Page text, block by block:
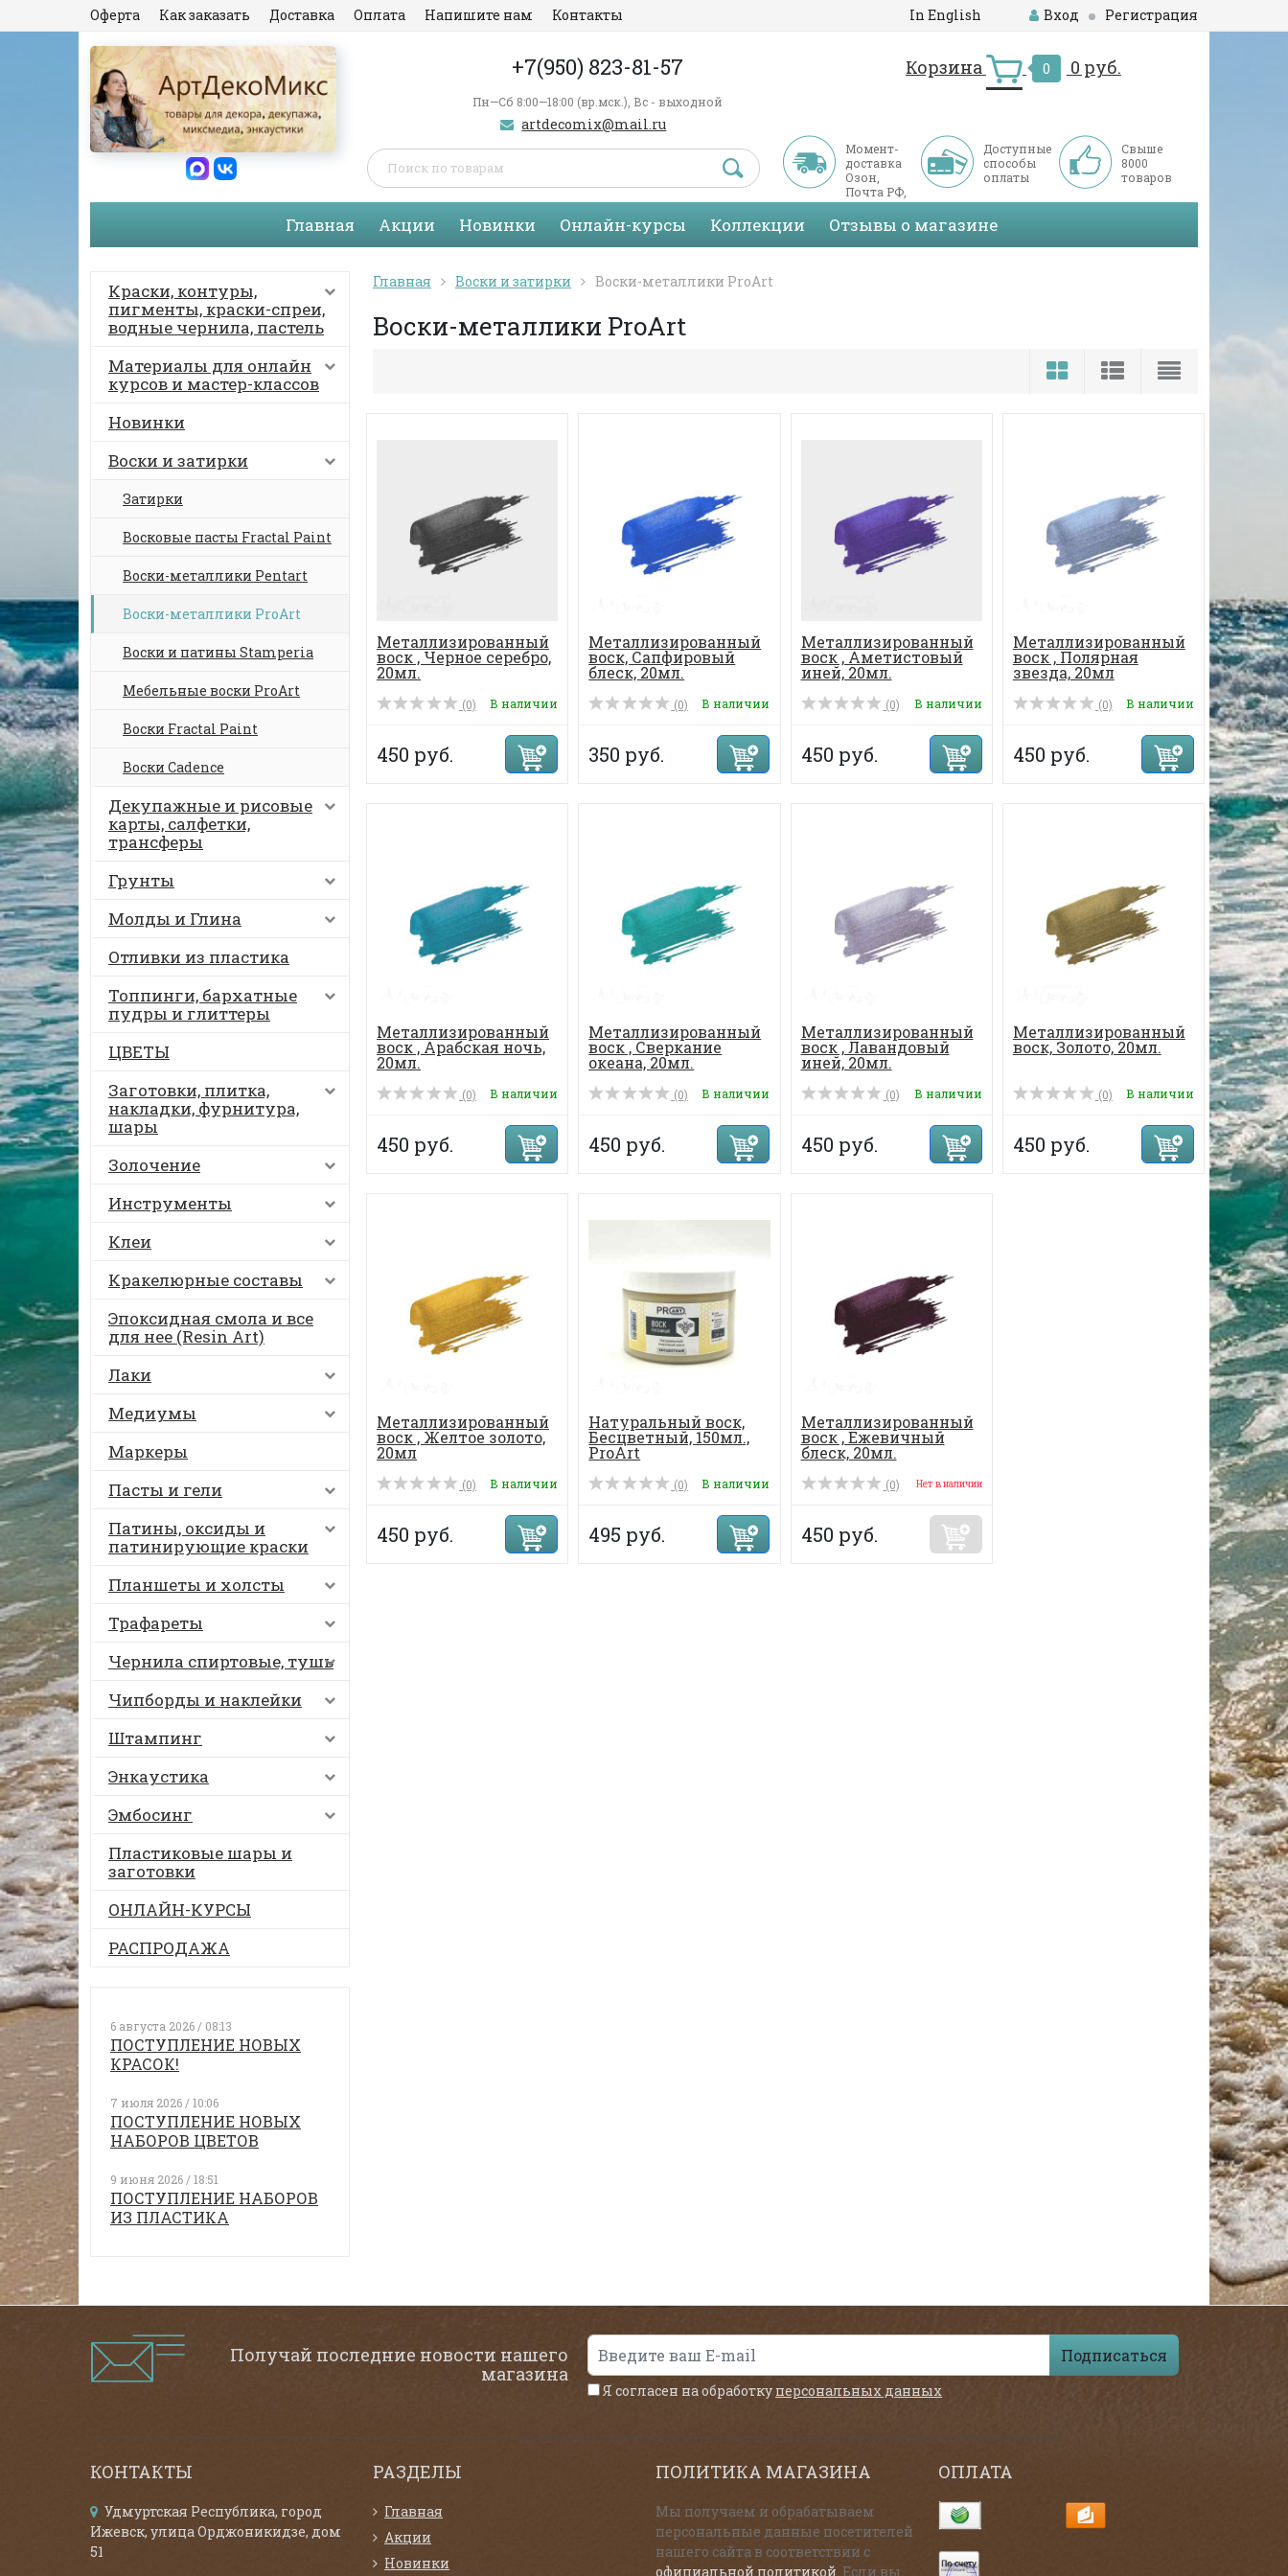
Оферта Как заказать Доставка Оплата Напишите нам Контакты In English Вход Регистрация
+7(950) 823-81-57
Пн—Сб 8:00—18:00 (вр.мск.), Вс - выходной
artdecomix@mail.ru
Корзина 0 0 руб.
Момент-
доставка
Озон,
Почта РФ,
СДЭК
Доступные
способы
оплаты
Свыше
8000
товаров
Главная Акции Новинки Онлайн-курсы Коллекции Отзывы о магазине
Краски, контуры,
пигменты, краски-спреи,
водные чернила, пастель
Материалы для онлайн
курсов и мастер-классов
Новинки
Воски и затирки
Затирки
Восковые пасты Fractal Paint
Воски-металлики Pentart
Воски-металлики ProArt
Воски и патины Stamperia
Мебельные воски ProArt
Воски Fractal Paint
Воски Cadence
Декупажные и рисовые
карты, салфетки,
трансферы
Грунты
Молды и Глина
Отливки из пластика
Топпинги, бархатные
пудры и глиттеры
ЦВЕТЫ
Заготовки, плитка,
накладки, фурнитура,
шары
Золочение
Инструменты
Клеи
Кракелюрные составы
Эпоксидная смола и все
для нее (Resin Art)
Лаки
Медиумы
Маркеры
Пасты и гели
Патины, оксиды и
патинирующие краски
Планшеты и холсты
Трафареты
Чернила спиртовые, тушь
Чипборды и наклейки
Штампинг
Энкаустика
Эмбосинг
Пластиковые шары и
заготовки
ОНЛАЙН-КУРСЫ
РАСПРОДАЖА
6 августа 2026 / 08:13
ПОСТУПЛЕНИЕ НОВЫХ
КРАСОК!
7 июля 2026 / 10:06
ПОСТУПЛЕНИЕ НОВЫХ
НАБОРОВ ЦВЕТОВ
9 июня 2026 / 18:51
ПОСТУПЛЕНИЕ НАБОРОВ
ИЗ ПЛАСТИКА
Главная Воски и затирки Воски-металлики ProArt
Воски-металлики ProArt
Металлизированный
воск , Черное серебро,
20мл.
(0) В наличии
450 руб.
Металлизированный
воск, Сапфировый
блеск, 20мл.
(0) В наличии
350 руб.
Металлизированный
воск , Аметистовый
иней, 20мл.
(0) В наличии
450 руб.
Металлизированный
воск , Полярная
звезда, 20мл
(0) В наличии
450 руб.
Металлизированный
воск , Арабская ночь,
20мл.
(0) В наличии
450 руб.
Металлизированный
воск , Сверкание
океана, 20мл.
(0) В наличии
450 руб.
Металлизированный
воск , Лавандовый
иней, 20мл.
(0) В наличии
450 руб.
Металлизированный
воск, Золото, 20мл.
(0) В наличии
450 руб.
Металлизированный
воск , Желтое золото,
20мл
(0) В наличии
450 руб.
Натуральный воск,
Бесцветный, 150мл.,
ProArt
(0) В наличии
495 руб.
Металлизированный
воск , Ежевичный
блеск, 20мл.
(0) Нет в наличии
450 руб.
Получай последние новости нашего
магазина
Подписаться
Я согласен на обработку персональных данных
КОНТАКТЫ
Удмуртская Республика, город
Ижевск, улица Орджоникидзе, дом
51
РАЗДЕЛЫ
Главная
Акции
Новинки
ПОЛИТИКА МАГАЗИНА
Мы получаем и обрабатываем
персональные данные посетителей
нашего сайта в соответствии с
официальной политикой . Если вы
ОПЛАТА